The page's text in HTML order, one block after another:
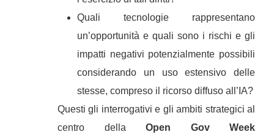
Quali tecnologie rappresentano
un’opportunità e quali sono i rischi e gli
impatti negativi potenzialmente possibili
considerando un uso estensivo delle
stesse, compreso il ricorso diffuso all’IA?
Questi gli interrogativi e gli ambiti strategici al
centro della Open Gov Week